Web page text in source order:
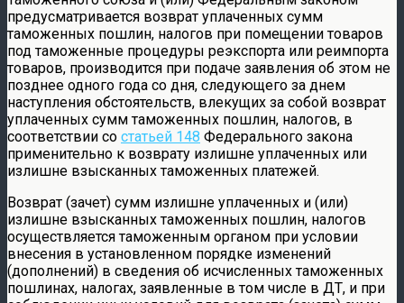
предусматривается возврат уплаченных сумм
таможенных пошлин, налогов при помещении товаров
под таможенные процедуры реэкспорта или реимпорта
товаров, производится при подаче заявления об этом не
позднее одного года со дня, следующего за днем
наступления обстоятельств, влекущих за собой возврат
уплаченных сумм таможенных пошлин, налогов, в
соответствии со статьей 148 Федерального закона
применительно к возврату излишне уплаченных или
излишне взысканных таможенных платежей.
Возврат (зачет) сумм излишне уплаченных и (или)
излишне взысканных таможенных пошлин, налогов
осуществляется таможенным органом при условии
внесения в установленном порядке изменений
(дополнений) в сведения об исчисленных таможенных
пошлинах, налогах, заявленные в том числе в ДТ, и при